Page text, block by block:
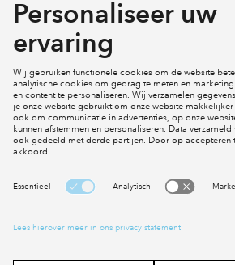
Mijn profiel
Social Media
Cookies